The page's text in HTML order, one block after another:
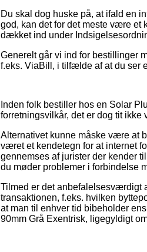
Du skal dog huske på, at ifald en
god, kan det for det meste være et
dækket ind under
Generelt går vi ind for bestillinger
f.eks. ViaBill, i tilfælde af at du ser
Inden folk bestiller hos en Solar
forretningsvilkår, det er dog tit ikke
Alternativet kunne måske være at
været et kendetegn for at internet
gennemses af jurister der kender
du møder problemer i forbindelse
Tilmed er det anbefalelsesværdigt
transaktionen, f.eks. hvilken
at man til enhver tid bibeholder
90mm Grå Exentrisk, ligegyldigt